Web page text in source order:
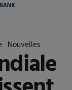
Nouvelles